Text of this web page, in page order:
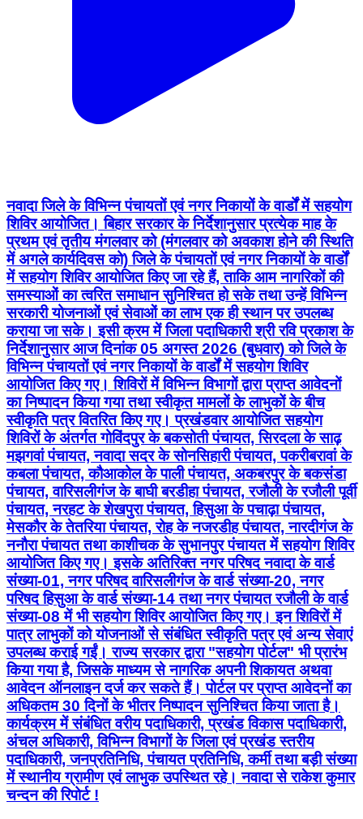
नवादा जिले के विभिन्न पंचायतों एवं नगर निकायों के वार्डों में सहयोग
शिविर आयोजित। बिहार सरकार के निर्देशानुसार प्रत्येक माह के
प्रथम एवं तृतीय मंगलवार को (मंगलवार को अवकाश होने की स्थिति
में अगले कार्यदिवस को) जिले के पंचायतों एवं नगर निकायों के वार्डों
में सहयोग शिविर आयोजित किए जा रहे हैं, ताकि आम नागरिकों की
समस्याओं का त्वरित समाधान सुनिश्चित हो सके तथा उन्हें विभिन्न
सरकारी योजनाओं एवं सेवाओं का लाभ एक ही स्थान पर उपलब्ध
कराया जा सके। इसी क्रम में जिला पदाधिकारी श्री रवि प्रकाश के
निर्देशानुसार आज दिनांक 05 अगस्त 2026 (बुधवार) को जिले के
विभिन्न पंचायतों एवं नगर निकायों के वार्डों में सहयोग शिविर
आयोजित किए गए। शिविरों में विभिन्न विभागों द्वारा प्राप्त आवेदनों
का निष्पादन किया गया तथा स्वीकृत मामलों के लाभुकों के बीच
स्वीकृति पत्र वितरित किए गए। प्रखंडवार आयोजित सहयोग
शिविरों के अंतर्गत गोविंदपुर के बकसोती पंचायत, सिरदला के साढ़
मझगवां पंचायत, नवादा सदर के सोनसिहारी पंचायत, पकरीबरावां के
कबला पंचायत, कौआकोल के पाली पंचायत, अकबरपुर के बकसंडा
पंचायत, वारिसलीगंज के बाघी बरडीहा पंचायत, रजौली के रजौली पूर्वी
पंचायत, नरहट के शेखपुरा पंचायत, हिसुआ के पचाढ़ा पंचायत,
मेसकौर के तेतरिया पंचायत, रोह के नजरडीह पंचायत, नारदीगंज के
ननौरा पंचायत तथा काशीचक के सुभानपुर पंचायत में सहयोग शिविर
आयोजित किए गए। इसके अतिरिक्त नगर परिषद नवादा के वार्ड
संख्या-01, नगर परिषद वारिसलीगंज के वार्ड संख्या-20, नगर
परिषद हिसुआ के वार्ड संख्या-14 तथा नगर पंचायत रजौली के वार्ड
संख्या-08 में भी सहयोग शिविर आयोजित किए गए। इन शिविरों में
पात्र लाभुकों को योजनाओं से संबंधित स्वीकृति पत्र एवं अन्य सेवाएं
उपलब्ध कराई गईं। राज्य सरकार द्वारा "सहयोग पोर्टल" भी प्रारंभ
किया गया है, जिसके माध्यम से नागरिक अपनी शिकायत अथवा
आवेदन ऑनलाइन दर्ज कर सकते हैं। पोर्टल पर प्राप्त आवेदनों का
अधिकतम 30 दिनों के भीतर निष्पादन सुनिश्चित किया जाता है।
कार्यक्रम में संबंधित वरीय पदाधिकारी, प्रखंड विकास पदाधिकारी,
अंचल अधिकारी, विभिन्न विभागों के जिला एवं प्रखंड स्तरीय
पदाधिकारी, जनप्रतिनिधि, पंचायत प्रतिनिधि, कर्मी तथा बड़ी संख्या
में स्थानीय ग्रामीण एवं लाभुक उपस्थित रहे। नवादा से राकेश कुमार
चन्दन की रिपोर्ट !